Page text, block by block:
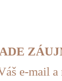
e-mail a